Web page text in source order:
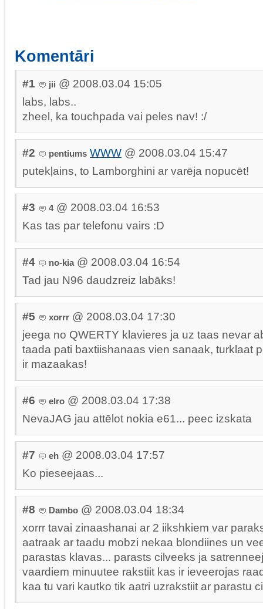
Komentāri
#1 jii @ 2008.03.04 15:05
labs, labs..
zheel, ka touchpada vai peles nav! :/
#2 pentiums WWW @ 2008.03.04 15:47
putekļains, to Lamborghini ar varēja nopucēt!
#3 4@ 2008.03.04 16:53
Kas tas par telefonu vairs :D
#4 no-kia @ 2008.03.04 16:54
Tad jau N96 daudzreiz labāks!
#5 xorrr @ 2008.03.04 17:30
jeega no QWERTY klavieres ja uz taas nevar
taada pati baxtiishanaas vien sanaak, turklaat
ir mazaakas!
#6 elro @ 2008.03.04 17:38
NevaJAG jau attēlot nokia e61... peec izskata
#7 eh @ 2008.03.04 17:57
Ko pieseejaas...
#8 Dambo @ 2008.03.04 18:34
xorrr tavai zinaashanai ar 2 iikshkiem var
aatraak ar taadu mobzi nekaa blondiines un
parastas klavas... parasts cilveeks ja
vaardiem minuutee rakstiit kas ir ieveerojas
kaa tu vari kautko tik aatri uzrakstiit ar parastu